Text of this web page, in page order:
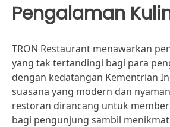
Pengalaman
TRON Restaurant menawarkan
yang tak tertandingi bagi para
dengan kedatangan Kementrian
suasana yang modern dan
restoran dirancang untuk
bagi pengunjung sambil